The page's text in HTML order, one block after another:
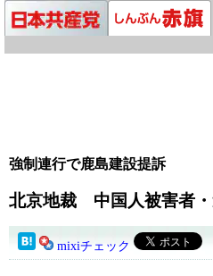
強制連行で鹿島建設提訴
北京地裁 中国人被害者・
mixiチェック